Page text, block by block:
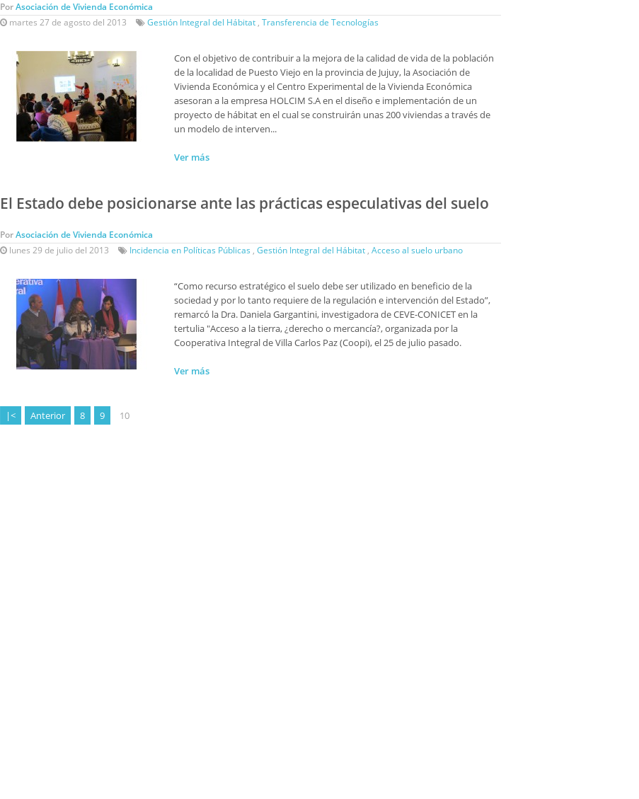
PorAsociación de Vivienda Económica
martes 27 de agosto del 2013
Gestión Integral del Hábitat , Transferencia de Tecnologías
Con el objetivo de contribuir a la mejora de la calidad de vida de la población
de la localidad de Puesto Viejo en la provincia de Jujuy, la Asociación de
Vivienda Económica y el Centro Experimental de la Vivienda Económica
asesoran a la empresa HOLCIM S.A en el diseño e implementación de un
proyecto de hábitat en el cual se construirán unas 200 viviendas a través de
un modelo de interven...
Ver más
El Estado debe posicionarse ante las prácticas especulativas del suelo
PorAsociación de Vivienda Económica
lunes 29 de julio del 2013
Incidencia en Políticas Públicas , Gestión Integral del Hábitat , Acceso al suelo urbano
“Como recurso estratégico el suelo debe ser utilizado en beneficio de la
sociedad y por lo tanto requiere de la regulación e intervención del Estado”,
remarcó la Dra. Daniela Gargantini, investigadora de CEVE-CONICET en la
tertulia "Acceso a la tierra, ¿derecho o mercancía?, organizada por la
Cooperativa Integral de Villa Carlos Paz (Coopi), el 25 de julio pasado.
Ver más
|< Anterior 8 9 10